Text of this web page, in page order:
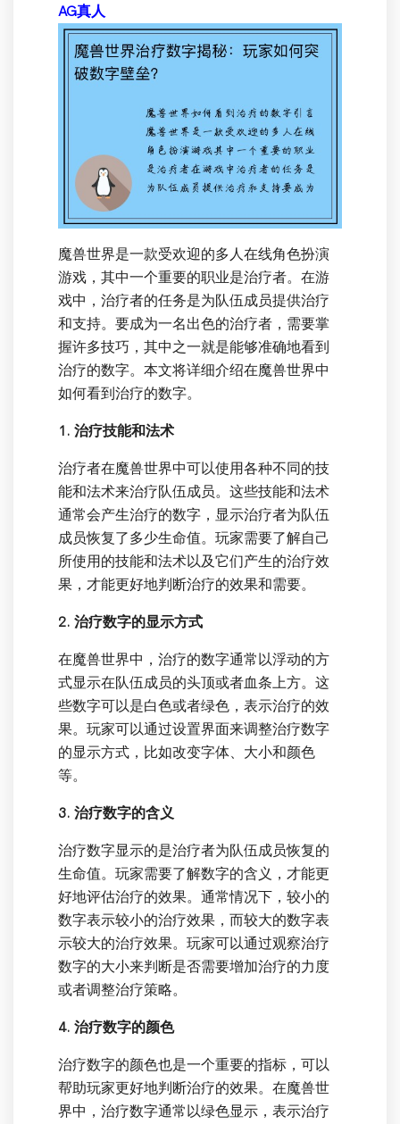
AG真人
魔兽世界是一款受欢迎的多人在线角色扮演
游戏，其中一个重要的职业是治疗者。在游
戏中，治疗者的任务是为队伍成员提供治疗
和支持。要成为一名出色的治疗者，需要掌
握许多技巧，其中之一就是能够准确地看到
治疗的数字。本文将详细介绍在魔兽世界中
如何看到治疗的数字。
1. 治疗技能和法术
治疗者在魔兽世界中可以使用各种不同的技
能和法术来治疗队伍成员。这些技能和法术
通常会产生治疗的数字，显示治疗者为队伍
成员恢复了多少生命值。玩家需要了解自己
所使用的技能和法术以及它们产生的治疗效
果，才能更好地判断治疗的效果和需要。
2. 治疗数字的显示方式
在魔兽世界中，治疗的数字通常以浮动的方
式显示在队伍成员的头顶或者血条上方。这
些数字可以是白色或者绿色，表示治疗的效
果。玩家可以通过设置界面来调整治疗数字
的显示方式，比如改变字体、大小和颜色
等。
3. 治疗数字的含义
治疗数字显示的是治疗者为队伍成员恢复的
生命值。玩家需要了解数字的含义，才能更
好地评估治疗的效果。通常情况下，较小的
数字表示较小的治疗效果，而较大的数字表
示较大的治疗效果。玩家可以通过观察治疗
数字的大小来判断是否需要增加治疗的力度
或者调整治疗策略。
4. 治疗数字的颜色
治疗数字的颜色也是一个重要的指标，可以
帮助玩家更好地判断治疗的效果。在魔兽世
界中，治疗数字通常以绿色显示，表示治疗